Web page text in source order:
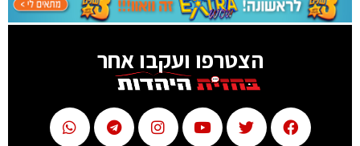
הצטרפו ועקבו אחר